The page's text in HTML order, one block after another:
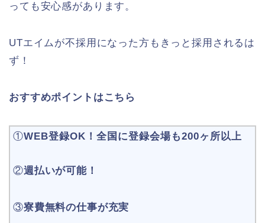
っても安心感があります。
UTエイムが不採用になった方もきっと採用されるは
ず！
おすすめポイントはこちら
①WEB登録OK！全国に登録会場も200ヶ所以上
②週払いが可能！
③寮費無料の仕事が充実